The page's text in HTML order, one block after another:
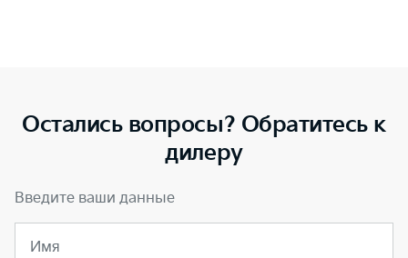
Остались вопросы? Обратитесь к
дилеру
Введите ваши данные
Имя